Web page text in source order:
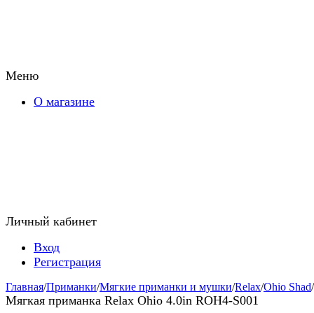
Меню
О магазине
Личный кабинет
Вход
Регистрация
Главная/Приманки/Мягкие приманки и мушки/Relax/Ohio Shad/
Мягкая приманка Relax Ohio 4.0in ROH4-S001